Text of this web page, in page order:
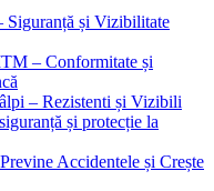
Siguranță și Vizibilitate
– Conformitate și
– Rezistenti și Vizibili
și protecție la
Accidentele și Crește